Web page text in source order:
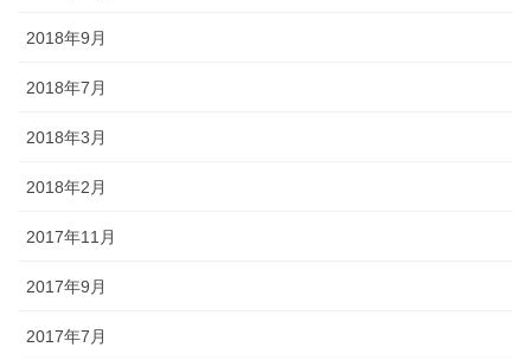
2018年9月
2018年7月
2018年3月
2018年2月
2017年11月
2017年9月
2017年7月